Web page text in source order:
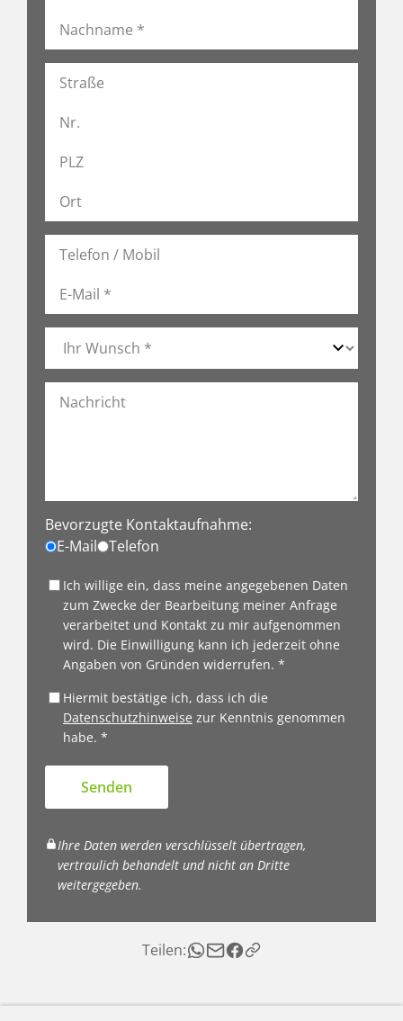
Bevorzugte Kontaktaufnahme:
E-Mail
Telefon
Ich willige ein, dass meine angegebenen Daten
zum Zwecke der Bearbeitung meiner Anfrage
verarbeitet und Kontakt zu mir aufgenommen
wird. Die Einwilligung kann ich jederzeit ohne
Angaben von Gründen widerrufen. *
Hiermit bestätige ich, dass ich die
Datenschutzhinweise zur Kenntnis genommen
habe. *
Senden
Ihre Daten werden verschlüsselt übertragen,
vertraulich behandelt und nicht an Dritte
weitergegeben.
Teilen: